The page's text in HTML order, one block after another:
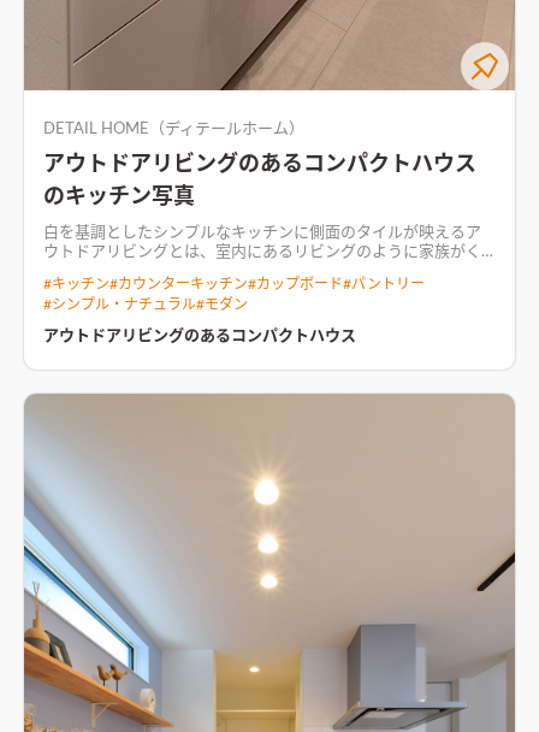
DETAIL HOME（ディテールホーム）
アウトドアリビングのあるコンパクトハウス
のキッチン写真
白を基調としたシンプルなキッチンに側面のタイルが映える ア
ウトドアリビングとは、室内にあるリビングのように家族がく
リビングと繋がる庭、玄関と庭に隣接されたアウトドア収納。
お施主様の趣味であるキャンプを家で家族みんなで存分に楽し
めるように。 他にも、階段下には秘密基地のような収納空間、
タイルとフローリングをMIXした床、クロスで空間ごとに変化を
#キッチン#カウンターキッチン#カップボード#パントリー
#シンプル・ナチュラル#モダン
アウトドアリビングのあるコンパクトハウス